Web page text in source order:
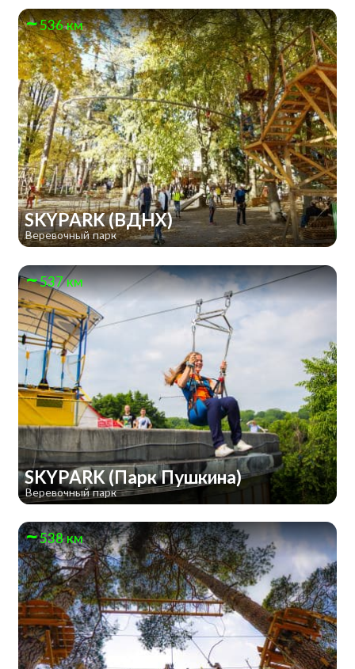
536 км
SKYPARK (ВДНХ)
Веревочный парк
537 км
SKYPARK (Парк Пушкина)
Веревочный парк
538 км